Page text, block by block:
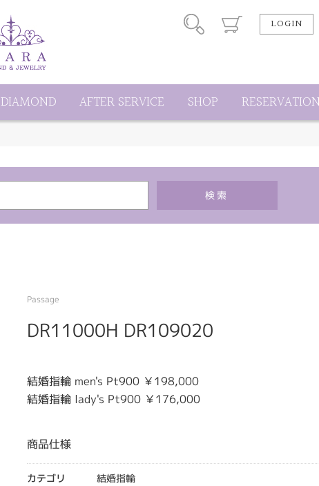
LOGIN
DIAMOND AFTER SERVICE SHOP RESERVATION
Passage
DR11000H DR109020
結婚指輪 men's Pt900 ￥198,000
結婚指輪 lady's Pt900 ￥176,000
商品仕様
カテゴリ
結婚指輪